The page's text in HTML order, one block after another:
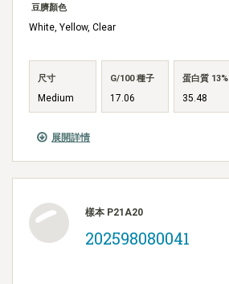
展開詳情
豆臍顏色
White, Yellow, Clear
尺寸
Medium
G/100 種子
17.06
蛋白質 13%
35.48
樣本 P21A20
202598080041